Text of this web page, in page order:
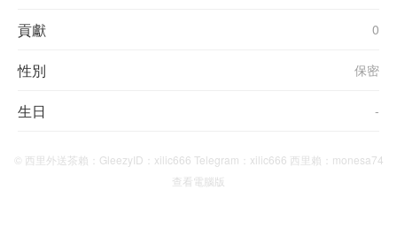
貢獻 0
性別 保密
生日 -
© 西里外送茶賴：GleezyID：xilic666 Telegram：xilic666 西里賴：monesa74
查看電腦版